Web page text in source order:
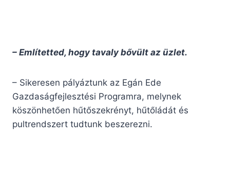
– Említetted, hogy tavaly bővült az üzlet.
– Sikeresen pályáztunk az Egán Ede
Gazdaságfejlesztési Programra, melynek
köszönhetően hűtőszekrényt, hűtőládát és
pultrendszert tudtunk beszerezni.